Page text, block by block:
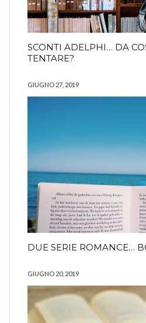
SCONTI ADELPHI… DA
TENTARE?
GIUGNO 27, 2019
DUE SERIE ROMANCE…
GIUGNO 20, 2019